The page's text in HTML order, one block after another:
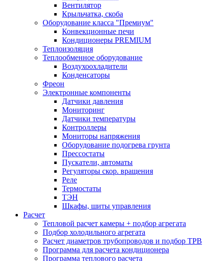
Вентилятор
Крыльчатка, скоба
Оборудование класса "Премиум"
Конвекционные печи
Кондиционеры PREMIUM
Теплоизоляция
Теплообменное оборудование
Воздухоохладители
Конденсаторы
Фреон
Электронные компоненты
Датчики давления
Мониторинг
Датчики температуры
Контроллеры
Мониторы напряжения
Оборудование подогрева грунта
Прессостаты
Пускатели, автоматы
Регуляторы скор. вращения
Реле
Термостаты
ТЭН
Шкафы, шиты управления
Расчет
Тепловой расчет камеры + подбор агрегата
Подбор холодильного агрегата
Расчет диаметров трубопроводов и подбор ТРВ
Программа для расчета кондиционера
Программа теплового расчета